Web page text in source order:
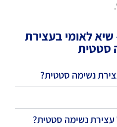
.
לאומי בעצירת
סטטית
נשימה סטטית?
נשימה סטטית?